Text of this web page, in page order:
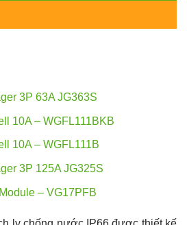
3P 63A JG363S
10A – WGFL111BKB
10A – WGFL111B
3P 125A JG325S
– VG17PFB